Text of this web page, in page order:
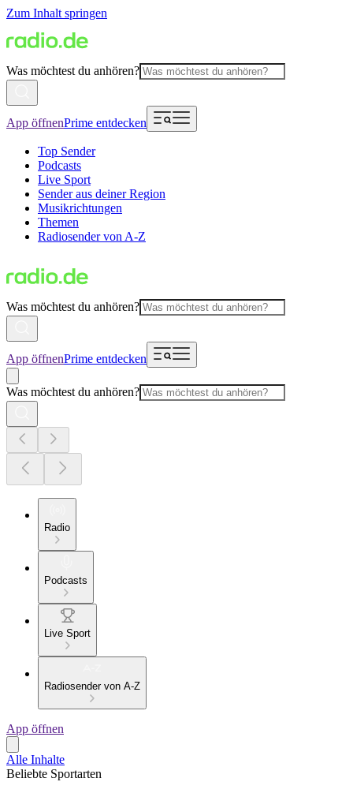
Zum Inhalt springen
Was möchtest du anhören?
App öffnenPrime entdecken
Top Sender
Podcasts
Live Sport
Sender aus deiner Region
Musikrichtungen
Themen
Radiosender von A-Z
Was möchtest du anhören?
App öffnenPrime entdecken
Was möchtest du anhören?
Radio
Podcasts
Live Sport
Radiosender von A-Z
App öffnen
Alle Inhalte
Beliebte Sportarten